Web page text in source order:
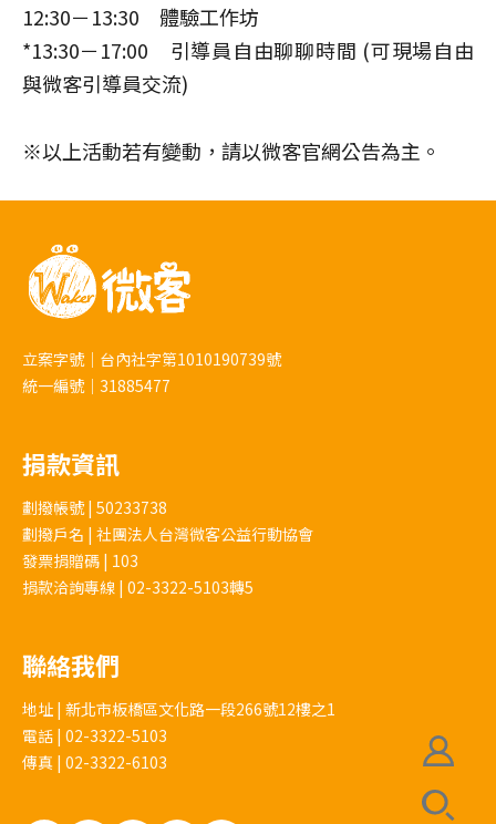
12:30－13:30 體驗工作坊
*13:30－17:00 引導員自由聊聊時間 (可現場自由
與微客引導員交流)
※以上活動若有變動，請以微客官網公告為主。
立案字號｜台內社字第1010190739號
統一編號｜31885477
捐款資訊
劃撥帳號 | 50233738
劃撥戶名 | 社團法人台灣微客公益行動協會
發票捐贈碼 | 103
捐款洽詢專線 | 02-3322-5103轉5
聯絡我們
地址 | 新北市板橋區文化路一段266號12樓之1
電話 | 02-3322-5103
傳真 | 02-3322-6103